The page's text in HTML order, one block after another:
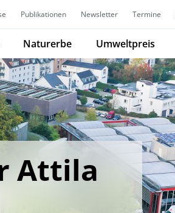
Publikationen Newsletter Termine
Naturerbe Umweltpreis
Attila